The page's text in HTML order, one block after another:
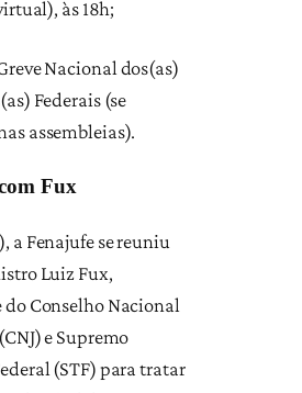
às 18h;
Nacional dos(as)
Federais (se
assembleias).
Fux
a Fenajufe se reuniu
Luiz Fux,
do Conselho Nacional
e Supremo
(STF) para tratar